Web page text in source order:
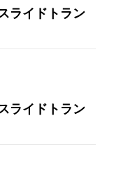
ライドトラン
ライドトラン